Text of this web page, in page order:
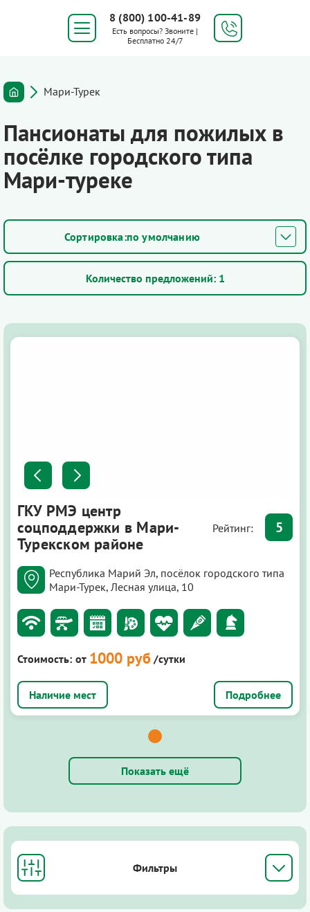
8 (800) 100-41-89
Есть вопросы? Звоните |
Бесплатно 24/7
Мари-Турек
Пансионаты для пожилых в
посёлке городского типа
Мари-туреке
по умолчанию
Количество предложений: 1
ГКУ РМЭ центр
соцподдержки в Мари-
Турекском районе
Рейтинг: 5
Республика Марий Эл, посёлок городского типа
Мари-Турек, Лесная улица, 10
Стоимость: от 1000 руб /сутки
Подробнее
Показать ещё
Фильтры